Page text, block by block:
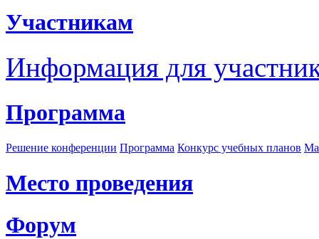
Участникам
Информация для
Программа
Решение конференции Программа Конкурс учебных планов
Место проведения
Форум